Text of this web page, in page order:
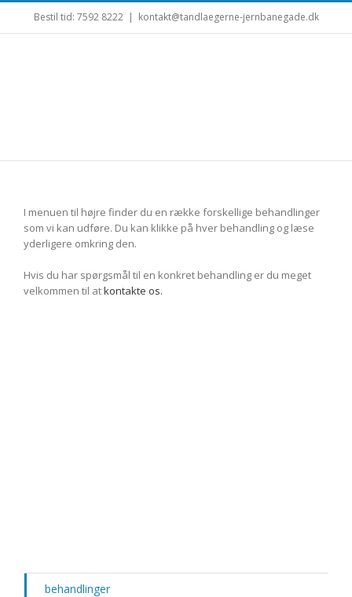
Bestil tid: 7592 8222 | kontakt@tandlaegerne-jernbanegade.dk
I menuen til højre finder du en række forskellige behandlinger
som vi kan udføre. Du kan klikke på hver behandling og læse
yderligere omkring den.
Hvis du har spørgsmål til en konkret behandling er du meget
velkommen til atkontakte os.
behandlinger